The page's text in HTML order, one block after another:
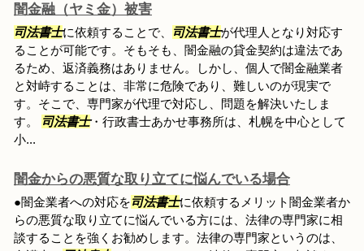
闇金融（ヤミ金）被害
司法書士に依頼することで、 司法書士が代理人となり対応す
ることが可能です。そもそも、闇金融の貸金契約は違法であ
るため、返済義務はありません。しかし、個人で闇金融業者
と対峙することは、非常に危険であり、難しいのが現実で
す。そこで、専門家が代理で対応し、問題を解決いたしま
す。
司法書士・行政書士あかせ事務所は、札幌を中心として
小...
闇金からの悪質な取り立てに悩んでいる場合
●闇金業者への対応を司法書士に依頼するメリット闇金業者か
らの悪質な取り立てに悩んでいる方には、法律の専門家に相
談することを強くお勧めします。法律の専門家というのは、